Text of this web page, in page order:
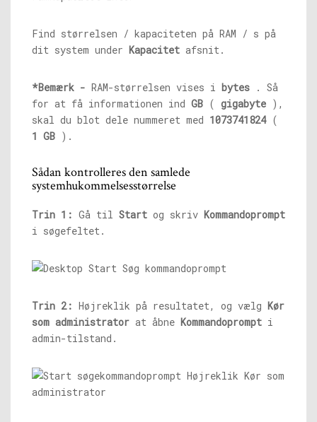
Find størrelsen / kapaciteten på RAM / s på
dit system under Kapacitet afsnit.
*Bemærk - RAM-størrelsen vises i bytes . Så
for at få informationen ind GB ( gigabyte ),
skal du blot dele nummeret med 1073741824(
1 GB ).
Sådan kontrolleres den samlede
systemhukommelsesstørrelse
Trin 1: Gå til Start og skriv Kommandoprompt
i søgefeltet.
Trin 2: Højreklik på resultatet, og vælg Kør
som administrator at åbne Kommandoprompt i
admin-tilstand.